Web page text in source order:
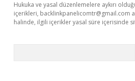
Hukuka ve yasal düzenlemelere aykırı
içerikleri, backlinkpanelicomtr@gmail.com
halinde, ilgili içerikler yasal süre içerisinde